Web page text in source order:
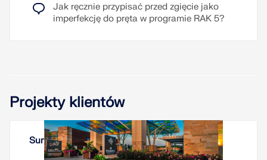
Jak ręcznie przypisać przed zgięcie jako
imperfekcję do pręta w programie RAK 5?
Projekty klientów
Summit Park Pavilion, Ohio, USA